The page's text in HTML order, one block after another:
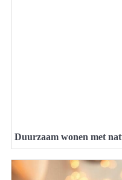
Duurzaam wonen met